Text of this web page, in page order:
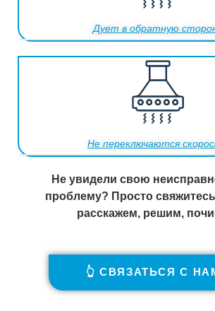
Дует в обратную
Не переключаются
Не увидели свою
проблему? Просто
расскажем, решим,
👆 СВЯЗАТЬСЯ С